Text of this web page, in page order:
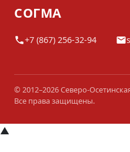
СОГМА
+7 (867) 256-32-94
© 2012–2026 Северо-
Все права защищены.
▲